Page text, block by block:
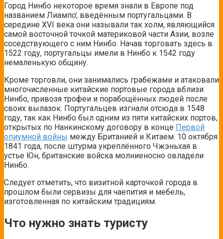
Город Нинбо некоторое время знали в Европе под
названием Лиампо̒, введённым португальцами. В
середине XVI века они называли так холм, являющийся
самой восточной точкой материковой части Азии, возле
соседствующего с ним Нинбо. Начав торговать здесь в
1522 году, португальцы имели в Нинбо к 1542 году
немаленькую общину.
Кроме торговли, они занимались грабежами и атаковали
многочисленные китайские портовые города вблизи
Нинбо, привозя трофеи и порабощённых людей после
своих вылазок. Португальцев изгнали отсюда в 1548
году, так как Нинбо был одним из пяти китайских портов,
открытых по Нанкинскому договору в конце Первой
опиумной войны между Британией и Китаем. 10 октября
1841 года, после штурма укреплённого Чжэньхая в
устье Юн, британские войска молниеносно овладели
Нинбо.
Следует отметить, что визитной карточкой города в
прошлом были сервизы для чаепития и мебель,
изготовленная по китайским традициям.
Что нужно знать туристу